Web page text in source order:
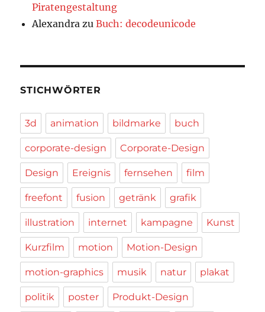
Piratengestaltung
Alexandra zuBuch: decodeunicode
STICHWÖRTER
3d animation bildmarke buch
corporate-design Corporate-Design
Design Ereignis fernsehen film
freefont fusion getränk grafik
illustration internet kampagne Kunst
Kurzfilm motion Motion-Design
motion-graphics musik natur plakat
politik poster Produkt-Design